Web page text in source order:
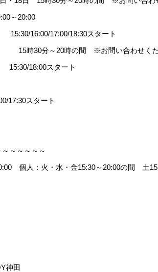
～20:00
16:00/17:00/18:30スタート
15時30分～20時の間 ※お問い合わせく
18:00スタート
17:30スタート
～～～～～
個人：火・水・金15:30～20:00の間 土
神田